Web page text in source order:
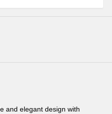
and elegant design with